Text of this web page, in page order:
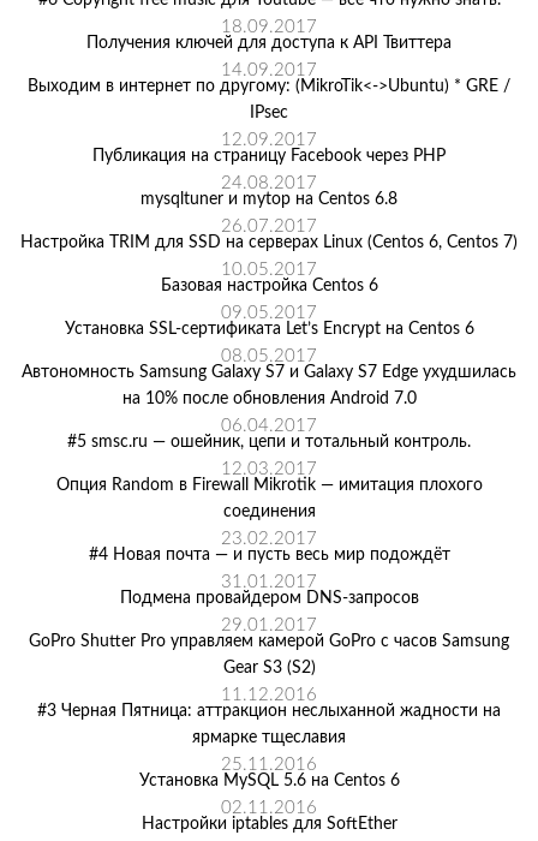
18.09.2017
Получения ключей для доступа к API Твиттера
14.09.2017
Выходим в интернет по другому: (MikroTik<->Ubuntu) * GRE /
IPsec
12.09.2017
Публикация на страницу Facebook через PHP
24.08.2017
mysqltuner и mytop на Centos 6.8
26.07.2017
Настройка TRIM для SSD на серверах Linux (Centos 6, Centos 7)
10.05.2017
Базовая настройка Centos 6
09.05.2017
Установка SSL-сертификата Let’s Encrypt на Centos 6
08.05.2017
Автономность Samsung Galaxy S7 и Galaxy S7 Edge ухудшилась
на 10% после обновления Android 7.0
06.04.2017
#5 smsc.ru — ошейник, цепи и тотальный контроль.
12.03.2017
Опция Random в Firewall Mikrotik — имитация плохого
соединения
23.02.2017
#4 Новая почта — и пусть весь мир подождёт
31.01.2017
Подмена провайдером DNS-запросов
29.01.2017
GoPro Shutter Pro управляем камерой GoPro с часов Samsung
Gear S3 (S2)
11.12.2016
#3 Черная Пятница: аттракцион неслыханной жадности на
ярмарке тщеславия
25.11.2016
Установка MySQL 5.6 на Centos 6
02.11.2016
Настройки iptables для SoftEther